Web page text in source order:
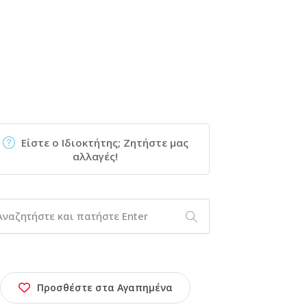
Είστε ο Ιδιοκτήτης; Ζητήστε μας
αλλαγές!
Προσθέστε στα Αγαπημένα